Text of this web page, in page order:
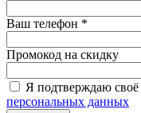
Ваш телефон *
Промокод на скидку
Я подтверждаю своё
персональных данных